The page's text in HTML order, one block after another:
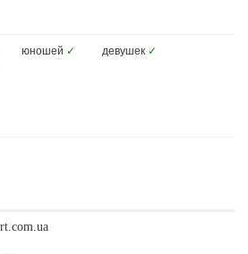
юношей ✓ девушек ✓